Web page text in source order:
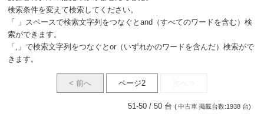
検索条件を変えて検索してください。
「 」スペースで検索文字列をつなぐとand（すべてのワードを含む）検
索ができます。
「,」で検索文字列をつなぐとor（いずれかのワードを含んだ）検索がで
きます。
< 前へ ページ2
51-50 / 50 台 (中古車掲載台数:1938 台)